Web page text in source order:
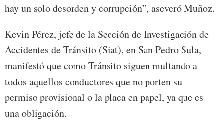
hay un solo desorden y corrupción”, aseveró Muñoz.
Kevin Pérez, jefe de la Sección de Investigación de
Accidentes de Tránsito (Siat), en San Pedro Sula,
manifestó que como Tránsito siguen multando a
todos aquellos conductores que no porten su
permiso provisional o la placa en papel, ya que es
una obligación.